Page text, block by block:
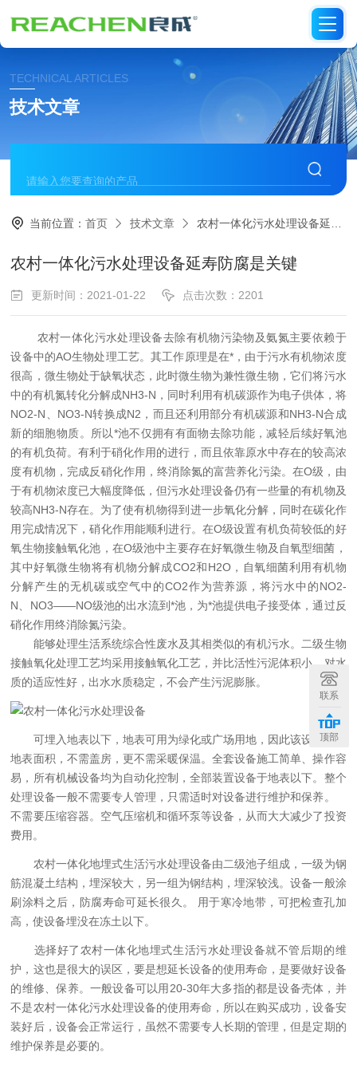
TECHNICAL ARTICLES
技术文章
当前位置：首页 技术文章 农村一体化污水处理设备延寿防腐是关键
农村一体化污水处理设备延寿防腐是关键
更新时间：2021-01-22 点击次数：2201
农村一体化污水处理设备去除有机物污染物及氨氮主要依赖于
设备中的AO生物处理工艺。其工作原理是在*，由于污水有机物浓度
很高，微生物处于缺氧状态，此时微生物为兼性微生物，它们将污水
中的有机氮转化分解成NH3-N，同时利用有机碳源作为电子供体，将
NO2-N、NO3-N转换成N2，而且还利用部分有机碳源和NH3-N合成
新的细胞物质。所以*池不仅拥有有面物去除功能，减轻后续好氧池
的有机负荷。有利于硝化作用的进行，而且依靠原水中存在的较高浓
度有机物，完成反硝化作用，终消除氮的富营养化污染。在O级，由
于有机物浓度已大幅度降低，但污水处理设备仍有一些量的有机物及
较高NH3-N存在。为了使有机物得到进一步氧化分解，同时在碳化作
用完成情况下，硝化作用能顺利进行。在O级设置有机负荷较低的好
氧生物接触氧化池，在O级池中主要存在好氧微生物及自氧型细菌，
其中好氧微生物将有机物分解成CO2和H2O，自氧细菌利用有机物
分解产生的无机碳或空气中的CO2作为营养源，将污水中的NO2-
N、NO3——NO级池的出水流到*池，为*池提供电子接受体，通过反
硝化作用终消除氮污染。
能够处理生活系统综合性废水及其相类似的有机污水。二级生物
接触氧化处理工艺均采用接触氧化工艺，并比活性污泥体积小，对水
质的适应性好，出水水质稳定，不会产生污泥膨胀。
可埋入地表以下，地表可用为绿化或广场用地，因此该设备不占
地表面积，不需盖房，更不需采暖保温。全套设备施工简单、操作容
易，所有机械设备均为自动化控制，全部装置设备于地表以下。整个
处理设备一般不需要专人管理，只需适时对设备进行维护和保养。
不需要压缩容器。空气压缩机和循环泵等设备，从而大大减少了投资
费用。
农村一体化地埋式生活污水处理设备由二级池子组成，一级为钢
筋混凝土结构，埋深较大，另一组为钢结构，埋深较浅。设备一般涂
刷涂料之后，防腐寿命可延长很久。 用于寒冷地带，可把检查孔加
高，使设备埋没在冻土以下。
选择好了农村一体化地埋式生活污水处理设备就不管后期的维
护，这也是很大的误区，要是想延长设备的使用寿命，是要做好设备
的维修、保养。一般设备可以用20-30年大多指的都是设备壳体，并
不是农村一体化污水处理设备的使用寿命，所以在购买成功，设备安
装好后，设备会正常运行，虽然不需要专人长期的管理，但是定期的
维护保养是必要的。
联系
顶部